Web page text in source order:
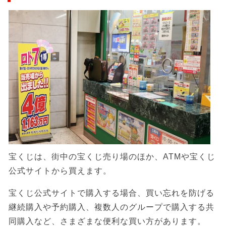
宝くじは、街中の宝くじ売り場のほか、ATMや宝くじ
公式サイトから買えます。
宝くじ公式サイトで購入する場合、買い忘れを防げる
継続購入や予約購入、複数人のグループで購入する共
同購入など、さまざまな便利な買い方があります。